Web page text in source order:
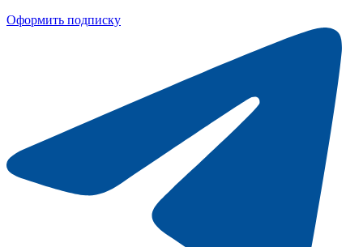
Оформить подписку